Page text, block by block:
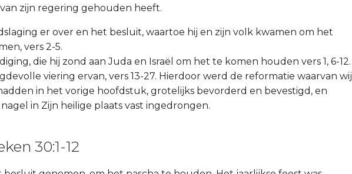
zijn regering gehouden heeft.
er over en het besluit, waartoe hij en zijn volk kwamen om het
vers 2-5.
die hij zond aan Juda en Israël om het te komen houden vers 1, 6-12.
viering ervan, vers 13-27. Hierdoor werd de reformatie waarvan wij
in het vorige hoofdstuk, grotelijks bevorderd en bevestigd, en
in Zijn heilige plaats vast ingedrongen.
30:1-12